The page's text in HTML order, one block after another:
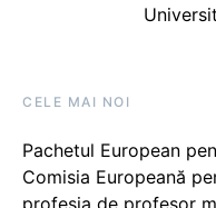
CELE MAI NOI
Pachetul European
Comisia Europeană
profesia de profesor